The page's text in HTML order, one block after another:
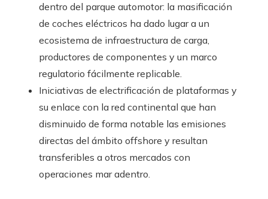
dentro del parque automotor: la masificación
de coches eléctricos ha dado lugar a un
ecosistema de infraestructura de carga,
productores de componentes y un marco
regulatorio fácilmente replicable.
Iniciativas de electrificación de plataformas y
su enlace con la red continental que han
disminuido de forma notable las emisiones
directas del ámbito offshore y resultan
transferibles a otros mercados con
operaciones mar adentro.